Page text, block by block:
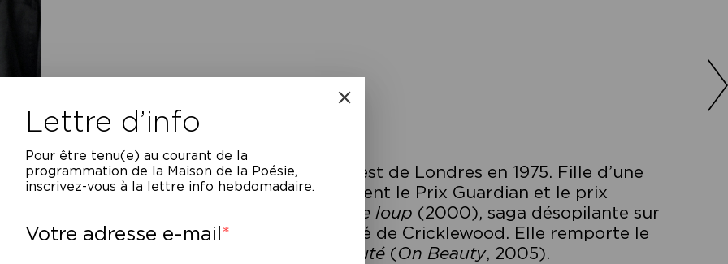
Smith est née dans la banlieue nord-ouest de Londres en 1975. Fille d’une
jamaïcaine et d’un père anglais, elle obtient le Prix Guardian et le prix
du premier roman pour
Sourires de loup (2000), saga désopilante sur
dans le quartier londonien bigarré de Cricklewood. Elle remporte le
Prize for Fiction 2006 pour
De la beauté (On Beauty, 2005).
Lettre d’info
Pour être tenu(e) au courant de la
programmation de la Maison de la Poésie,
inscrivez-vous à la lettre info hebdomadaire.
Votre adresse e-mail